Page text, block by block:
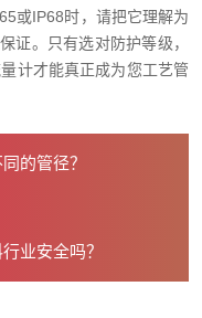
或IP68时，请把它理解为
证。只有选对防护等级，
计才能真正成为您工艺管
的管径？
业安全吗？